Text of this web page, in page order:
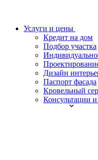
Услуги и цены
Кредит на дом
Подбор участка
Дизайн
Паспорт фасада
Кровельный
Консультации и